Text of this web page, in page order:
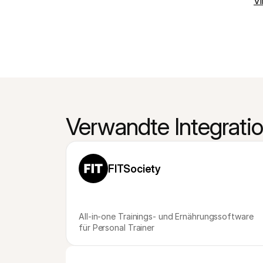
Verwandte
FITSociety
All-in-one Trainings- und Ernährungssoftware
für Personal Trainer